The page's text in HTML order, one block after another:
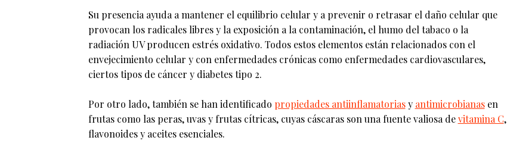
Su presencia ayuda a mantener el equilibrio celular y a prevenir o retrasar el daño celular que
provocan los radicales libres y la exposición a la contaminación, el humo del tabaco o la
radiación UV producen estrés oxidativo. Todos estos elementos están relacionados con el
envejecimiento celular y con enfermedades crónicas como enfermedades cardiovasculares,
ciertos tipos de cáncer y diabetes tipo 2.
Por otro lado, también se han identificado propiedades antiinflamatoriasy antimicrobianasen
frutas como las peras, uvas y frutas cítricas, cuyas cáscaras son una fuente valiosa devitamina C,
flavonoides y aceites esenciales.